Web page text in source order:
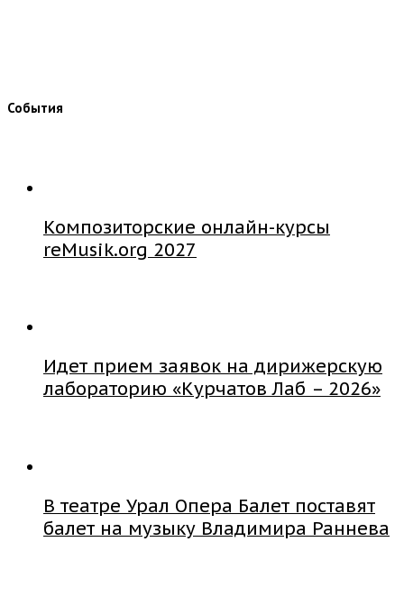
События
Композиторские онлайн-курсы
reMusik.org 2027
Идет прием заявок на дирижерскую
лабораторию «Курчатов Лаб – 2026»
В театре Урал Опера Балет поставят
балет на музыку Владимира Раннева